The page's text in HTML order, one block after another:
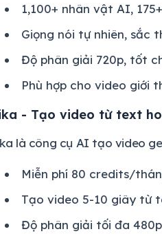
1,100+ nhân vật AI,
Giọng nói tự nhiên, sắc
Độ phân giải 720p, tốt
Phù hợp cho video giới
- Tạo video từ text
là công cụ AI tạo video
Miễn phí 80 credits/
Tạo video 5-10 giây từ
Độ phân giải tối đa